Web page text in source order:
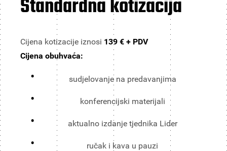
Standardna kotizacija
Cijena kotizacije iznosi 139 € + PDV
Cijena obuhvaća:
sudjelovanje na predavanjima
konferencijski materijali
aktualno izdanje tjednika Lider
ručak i kava u pauzi